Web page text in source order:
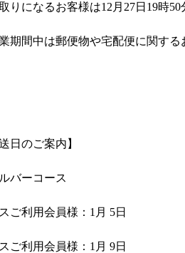
りになるお客様は12月27日19時
期間中は郵便物や宅配便に関す
日のご案内】
バーコース
ご利用会員様：1月 5日
ご利用会員様：1月 9日